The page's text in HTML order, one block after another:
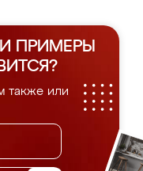
ПРИМЕРЫ
также или